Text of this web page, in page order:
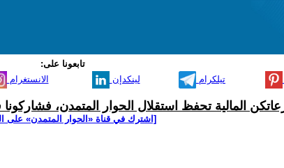
تابعونا على:
الانستغرام لينكدإن تيلكرام
المالية تحفظ استقلال الحوار المتمدن،
[اشترك في قناة ‫«الحوار المتمدن» على